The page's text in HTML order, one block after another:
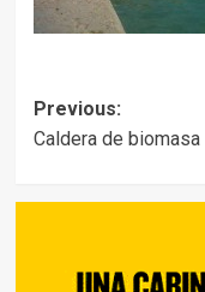
Post
Previous:
Caldera de